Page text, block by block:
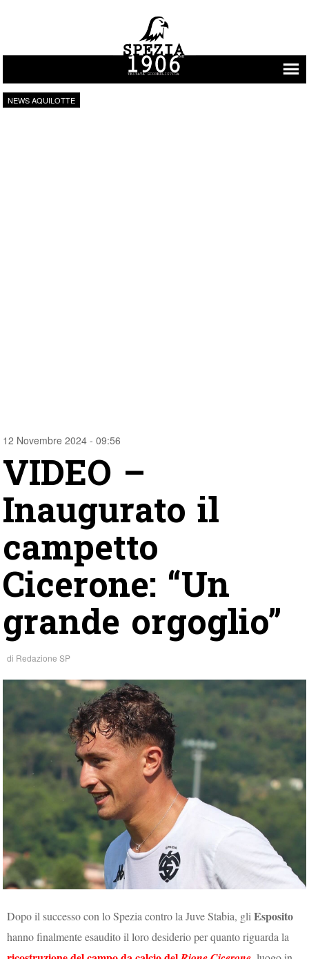
Vai al contenuto
NEWS AQUILOTTE
12 Novembre 2024 - 09:56
VIDEO –
Inaugurato il
campetto
Cicerone: “Un
grande orgoglio”
di Redazione SP
Dopo il successo con lo Spezia contro la Juve Stabia, gliEsposito
hanno finalmente esaudito il loro desiderio per quanto riguarda la